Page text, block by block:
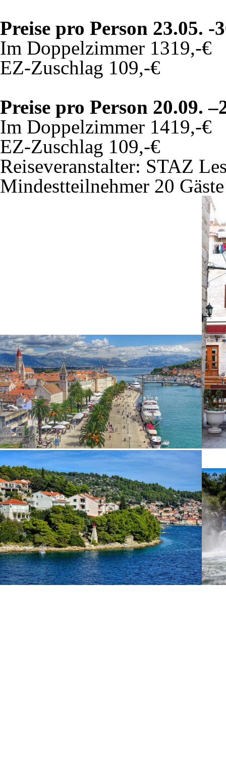
Preise pro Person 23.05. -
Im Doppelzimmer 1319,-€
EZ-Zuschlag 109,-€
Preise pro Person 20.09.
Im Doppelzimmer 1419,-€
EZ-Zuschlag 109,-€
Reiseveranstalter: STAZ
Mindestteilnehmer 20 Gäste